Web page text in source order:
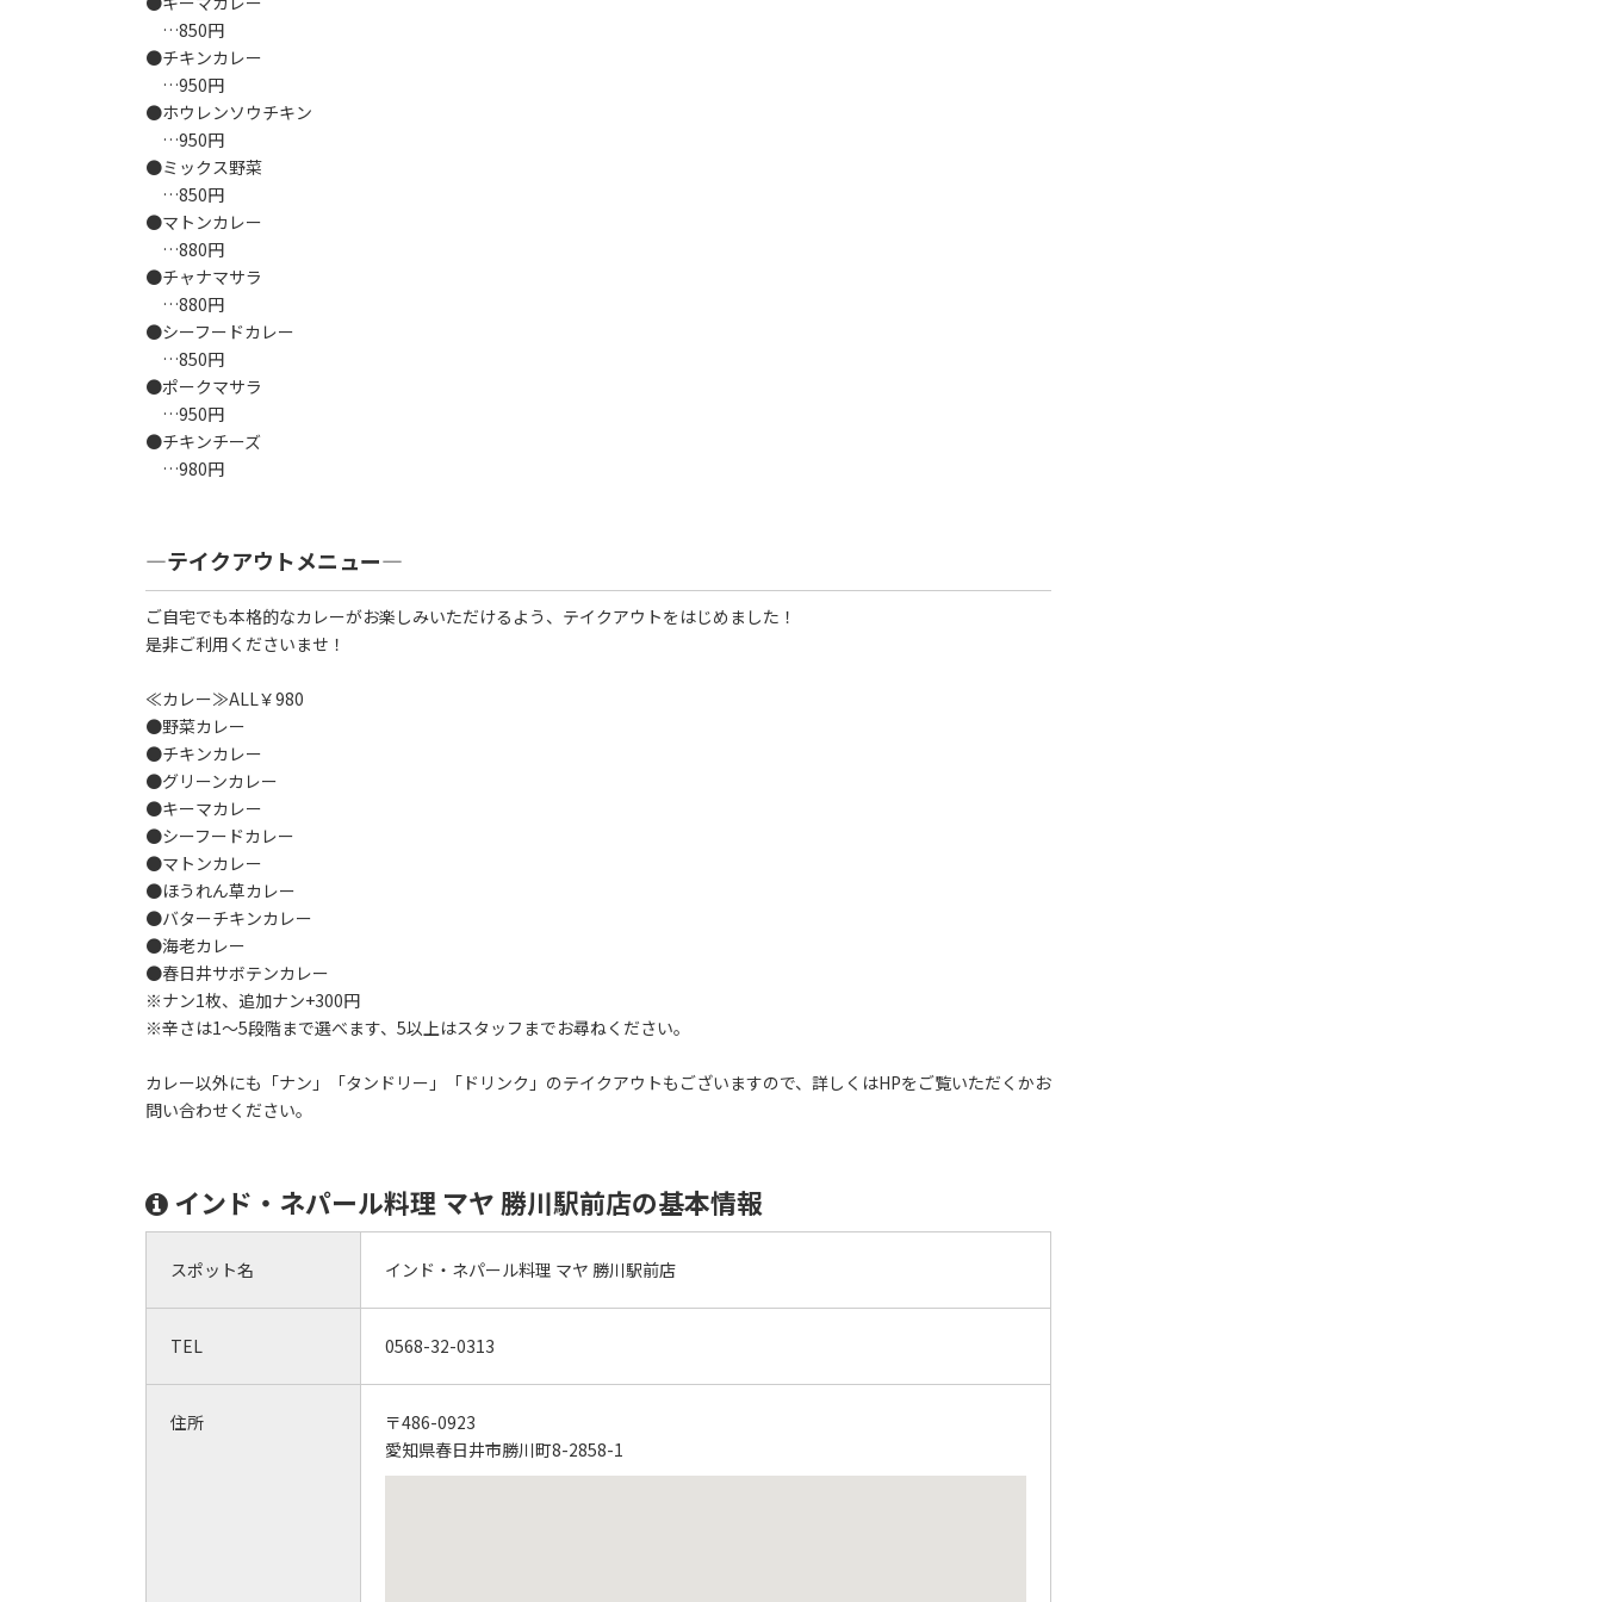
…850円
●チキンカレー
…950円
●ホウレンソウチキン
…950円
●ミックス野菜
…850円
●マトンカレー
…880円
●チャナマサラ
…880円
●シーフードカレー
…850円
●ポークマサラ
…950円
●チキンチーズ
…980円
―テイクアウトメニュー―
ご自宅でも本格的なカレーがお楽しみいただけるよう、テイクアウトをはじめました！
是非ご利用くださいませ！
≪カレー≫ALL￥980
●野菜カレー
●チキンカレー
●グリーンカレー
●キーマカレー
●シーフードカレー
●マトンカレー
●ほうれん草カレー
●バターチキンカレー
●海老カレー
●春日井サボテンカレー
※ナン1枚、追加ナン+300円
※辛さは1～5段階まで選べます、5以上はスタッフまでお尋ねください。
カレー以外にも「ナン」「タンドリー」「ドリンク」のテイクアウトもございますので、詳しくはHPをご覧いただくかお
問い合わせください。
インド・ネパール料理 マヤ 勝川駅前店の基本情報
スポット名 インド・ネパール料理 マヤ 勝川駅前店
TEL 0568-32-0313
住所
〒486-0923
愛知県春日井市勝川町8-2858-1